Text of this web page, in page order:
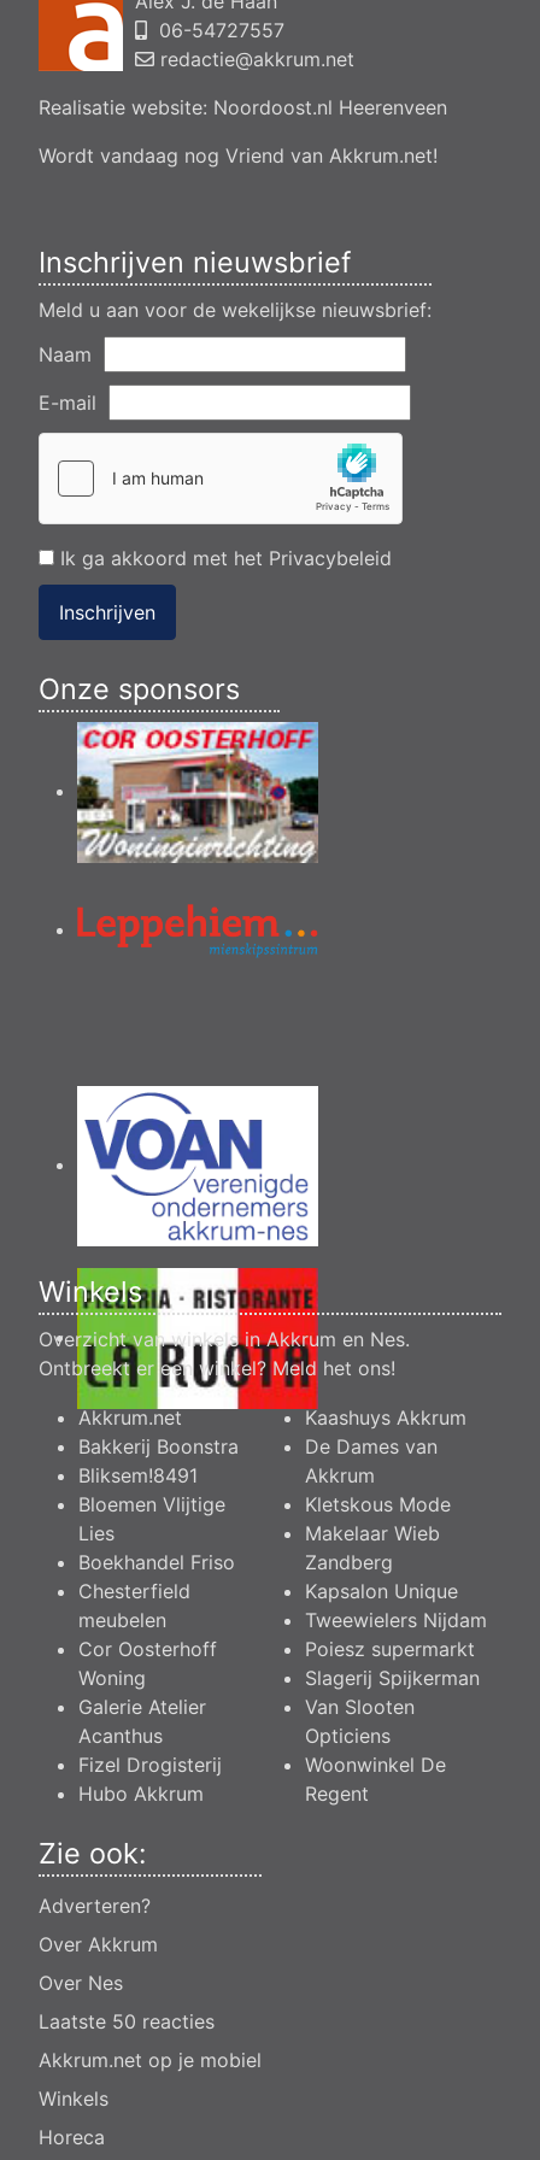
bedrijfsgebouw, polsleatwei 11 Akkrum
Aanvraag omgevingsvergunning, bouwen van een
bedrijfsverzamelgebouw, spikerboor naast nummer 11-1
Aanvraag omgevingsvergunning wateractiviteit wf-1009518
van een transformatorstation project nulelie Akkrum nabij de
06-54727557
redactie@akkrum.net
Realisatie website: Noordoost.nl Heerenveen
Wordt vandaag nog Vriend van Akkrum.net!
Inschrijven nieuwsbrief
Meld u aan voor de wekelijkse nieuwsbrief:
Naam
E-mail
Ik ga akkoord met het Privacybeleid
Inschrijven
Onze sponsors
Winkels
Overzicht van winkels in Akkrum en Nes.
Ontbreekt er een winkel? Meld het ons!
Akkrum.net
Bakkerij Boonstra
Bliksem!8491
Bloemen Vlijtige
Lies
Boekhandel Friso
Chesterfield
meubelen
Cor Oosterhoff
Woning
Galerie Atelier
Acanthus
Fizel Drogisterij
Hubo Akkrum
Kaashuys Akkrum
De Dames van
Akkrum
Kletskous Mode
Makelaar Wieb
Zandberg
Kapsalon Unique
Tweewielers Nijdam
Poiesz supermarkt
Slagerij Spijkerman
Van Slooten
Opticiens
Woonwinkel De
Regent
Zie ook:
Adverteren?
Over Akkrum
Over Nes
Laatste 50 reacties
Akkrum.net op je mobiel
Winkels
Horeca